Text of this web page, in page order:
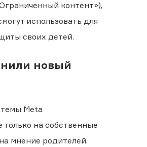
контент»),
использовать для
своих детей.
новый
Meta
только на собственные
мнение родителей.